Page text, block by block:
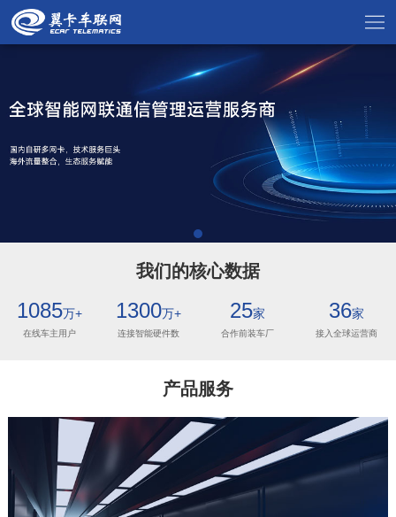
我们的核心数据
1085万+
在线车主用户
1300万+
连接智能硬件数
25家
合作前装车厂
36家
接入全球运营商
产品服务